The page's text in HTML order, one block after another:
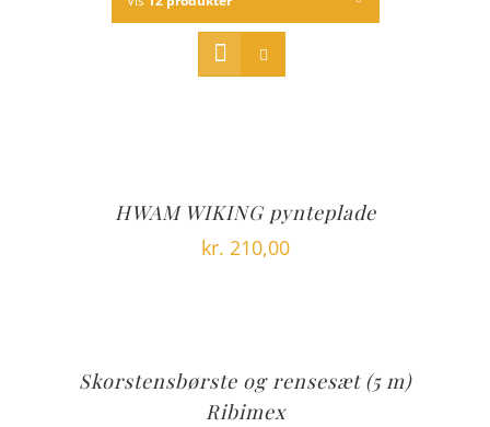
HWAM WIKING pynteplade
kr. 210,00
Skorstensbørste og rensesæt (5 m)
Ribimex